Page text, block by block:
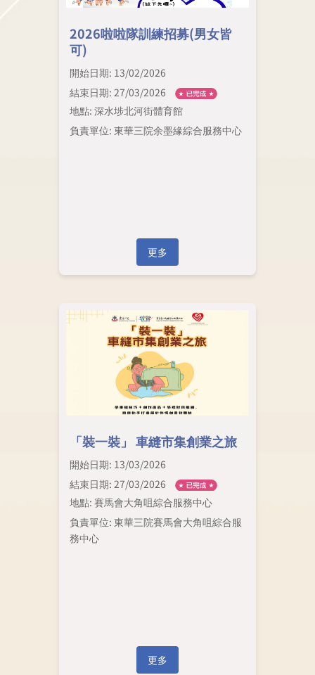
2026啦啦隊訓練招募(男女皆
可)
開始日期: 13/02/2026
結束日期: 27/03/2026
地點: 深水埗北河街體育館
負責單位: 東華三院余墨緣綜合服務中心
更多
「裝一裝」 車縫市集創業之旅
開始日期: 13/03/2026
結束日期: 27/03/2026
地點: 賽馬會大角咀綜合服務中心
負責單位: 東華三院賽馬會大角咀綜合服
務中心
更多